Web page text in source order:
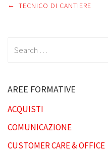
Post
navigation
← TECNICO DI CANTIERE
AREE FORMATIVE
ACQUISTI
COMUNICAZIONE
CUSTOMER CARE & OFFICE